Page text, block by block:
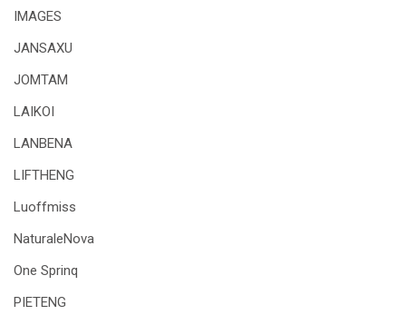
IMAGES
JANSAXU
JOMTAM
LAIKOI
LANBENA
LIFTHENG
Luoffmiss
NaturaleNova
One Sprinq
PIETENG